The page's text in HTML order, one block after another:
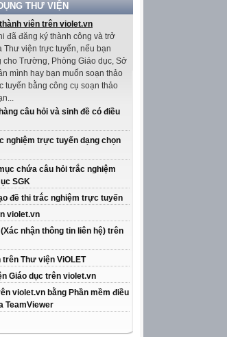
THƯ VIỆN
viên trên violet.vn
đã đăng ký thành công và trở
Thư viện trực tuyến, nếu bạn
cho Trường, Phòng Giáo dục, Sở
mình hay bạn muốn soạn thảo
tuyến bằng công cụ soạn thảo
câu hỏi và sinh đề có điều
nghiệm trực tuyến dạng chọn
chứa câu hỏi trắc nghiệm
SGK
đề thi trắc nghiệm trực tuyến
violet.vn
nhận thông tin liên hệ) trên
Thư viện ViOLET
Giáo dục trên violet.vn
violet.vn bằng Phần mềm điều
TeamViewer